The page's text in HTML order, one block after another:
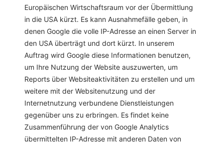
Europäischen Wirtschaftsraum vor der Übermittlung
in die USA kürzt. Es kann Ausnahmefälle geben, in
denen Google die volle IP-Adresse an einen Server in
den USA überträgt und dort kürzt. In unserem
Auftrag wird Google diese Informationen benutzen,
um Ihre Nutzung der Website auszuwerten, um
Reports über Websiteaktivitäten zu erstellen und um
weitere mit der Websitenutzung und der
Internetnutzung verbundene Dienstleistungen
gegenüber uns zu erbringen. Es findet keine
Zusammenführung der von Google Analytics
übermittelten IP-Adresse mit anderen Daten von